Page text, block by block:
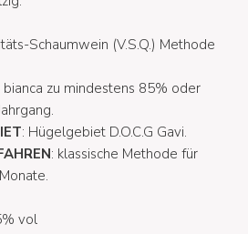
Schaumwein (V.S.Q.) Methode
bianca zu mindestens 85% oder
: Hügelgebiet D.O.C.G Gavi.
: klassische Methode für
vol